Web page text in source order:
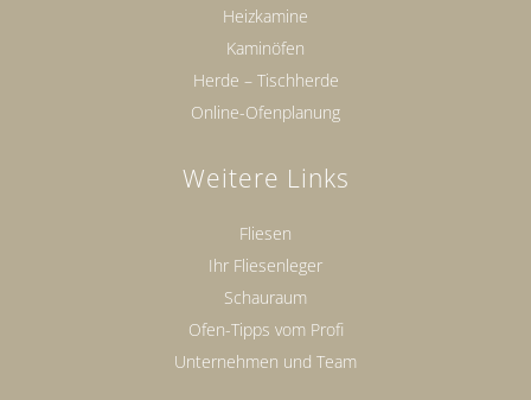
Heizkamine
Kaminöfen
Herde – Tischherde
Online-Ofenplanung
Weitere Links
Fliesen
Ihr Fliesenleger
Schauraum
Ofen-Tipps vom Profi
Unternehmen und Team